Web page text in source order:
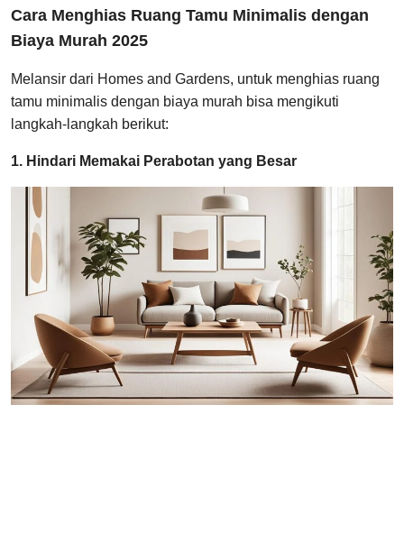
Cara Menghias Ruang Tamu Minimalis dengan
Biaya Murah 2025
Melansir dari Homes and Gardens, untuk menghias ruang
tamu minimalis dengan biaya murah bisa mengikuti
langkah-langkah berikut:
1. Hindari Memakai Perabotan yang Besar